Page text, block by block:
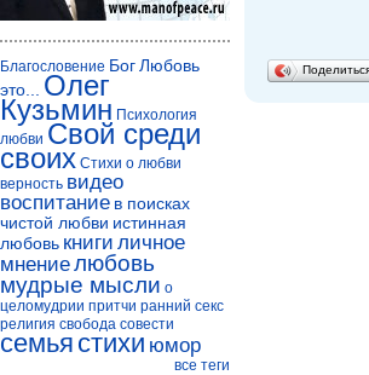
Благословение БогЛюбовь
это...
Олег
Кузьмин Психология
любви Свой среди
своих Стихи о любви
верность видео
воспитание в поисках
чистой любви истинная
любовь книги личное
мнениелюбовь
мудрые мысли о
целомудрии притчи ранний секс
религия свобода совести
семья стихи юмор
все теги